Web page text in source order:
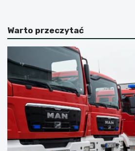
Warto przeczytać